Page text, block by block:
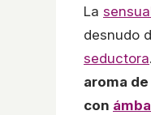
La
desnudo
seductora
aroma
con